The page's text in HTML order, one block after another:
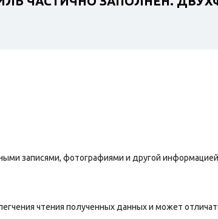
записями, фотографиями и другой
чтения полученных данных и может